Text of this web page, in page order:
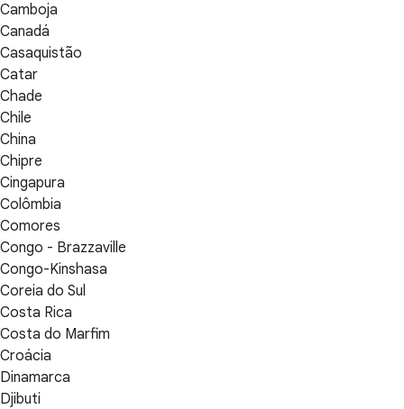
Camboja
Canadá
Casaquistão
Catar
Chade
Chile
China
Chipre
Cingapura
Colômbia
Comores
Congo - Brazzaville
Congo-Kinshasa
Coreia do Sul
Costa Rica
Costa do Marfim
Croácia
Dinamarca
Djibuti